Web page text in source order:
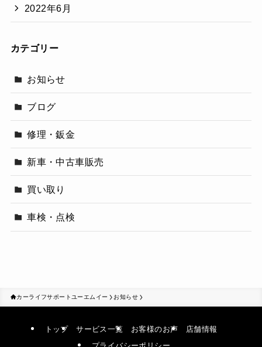
2022年6月
カテゴリー
お知らせ
ブログ
修理・鈑金
新車・中古車販売
買い取り
車検・点検
カーライフサポートユーエムイー お知らせ
トップ サービス一覧 お客様のお声
店舗情報